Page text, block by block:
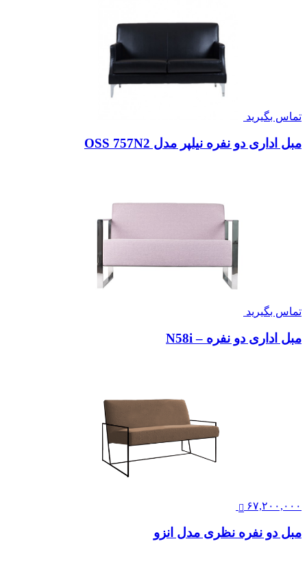
تماس بگیرید
مبل اداری دو نفره نیلپر مدل OSS 757N2
تماس بگیرید
مبل اداری دو نفره – N58i
۶۷,۲۰۰,۰۰۰
مبل دو نفره نظری مدل انزو